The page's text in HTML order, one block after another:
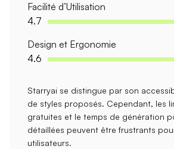
Facilité d’Utilisation
4.7
Design et Ergonomie
4.6
Starryai se distingue par son
de styles proposés. Cependant, les
gratuites et le temps de génération
détaillées peuvent être frustrants
utilisateurs.